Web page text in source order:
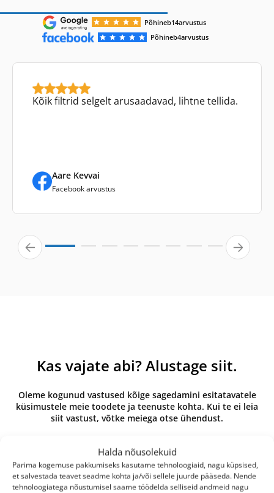
Halda nõusolekuid
Parima kogemuse pakkumiseks kasutame tehnoloogiaid, nagu küpsised,
et salvestada teavet seadme kohta ja/või sellele juurde pääseda. Nende
tehnoloogiatega nõustumisel saame töödelda selliseid andmeid nagu
Põhineb14arvustus
Põhineb4arvustus
Kõik filtrid selgelt arusaadavad, lihtne tellida.
Aare Kevvai
Facebook arvustus
Kas vajate abi? Alustage siit.
Oleme kogunud vastused kõige sagedamini esitatavatele
küsimustele meie toodete ja teenuste kohta. Kui te ei leia
siit vastust, võtke meiega otse ühendust.
Mis vahe on originaal- ja oma